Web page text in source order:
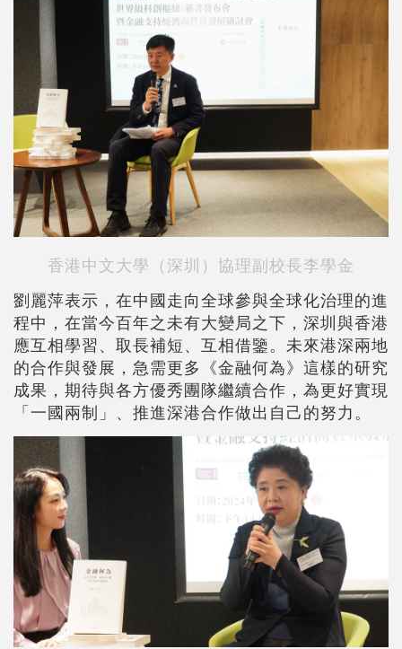
香港中文大學（深圳）協理副校長李學金
劉麗萍表示，在中國走向全球參與全球化治理的進
程中，在當今百年之未有大變局之下，深圳與香港
應互相學習、取長補短、互相借鑒。未來港深兩地
的合作與發展，急需更多《金融何為》這樣的研究
成果，期待與各方優秀團隊繼續合作，為更好實現
「一國兩制」、推進深港合作做出自己的努力。